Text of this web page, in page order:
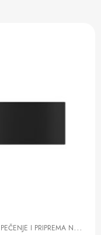
PEČENJE I PRIPREMA NA PARI